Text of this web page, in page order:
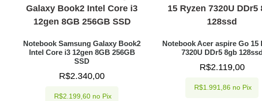
Notebook Samsung Galaxy Book2
Intel Core i3 12gen 8GB 256GB
SSD
R$2.340,00
R$2.199,60 no Pix
Notebook Acer aspire Go 15
7320U DDr5 8gb
R$2.119,00
R$1.991,86 no Pix